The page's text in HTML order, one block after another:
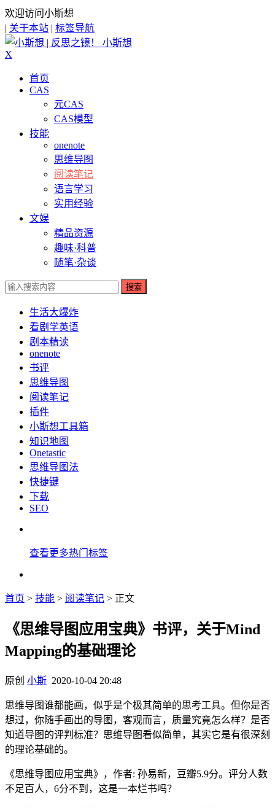
欢迎访问小斯想
| 关于本站 | 标签导航
小斯想
X
首页
CAS
元CAS
CAS模型
技能
onenote
思维导图
阅读笔记
语言学习
实用经验
文娱
精品资源
趣味·科普
随笔·杂谈
搜索
生活大爆炸
看剧学英语
剧本精读
onenote
书评
思维导图
阅读笔记
插件
小斯想工具箱
知识地图
Onetastic
思维导图法
快捷键
下载
SEO
查看更多热门标签
首页 > 技能 > 阅读笔记 > 正文
《思维导图应用宝典》书评，关于Mind
Mapping的基础理论
原创 小斯 2020-10-04 20:48
思维导图谁都能画，似乎是个极其简单的思考工具。但你是否
想过，你随手画出的导图，客观而言，质量究竟怎么样？是否
知道导图的评判标准？思维导图看似简单，其实它是有很深刻
的理论基础的。
《思维导图应用宝典》，作者: 孙易新，豆瓣5.9分。评分人数
不足百人，6分不到，这是一本烂书吗？